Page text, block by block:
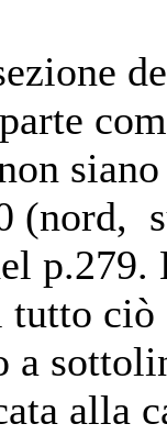
(nord,
a
alla